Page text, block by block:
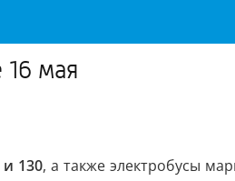
мая
и 130, а также электробусы